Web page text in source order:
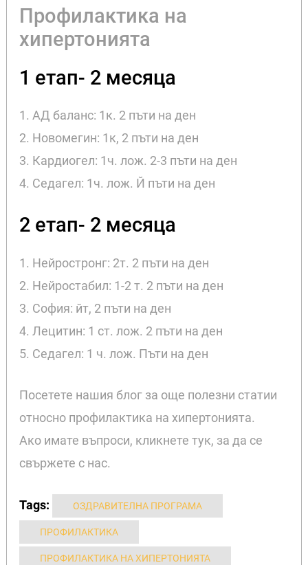
Профилактика на
хипертонията
1 етап- 2 месяца
1. АД баланс: 1к. 2 пъти на ден
2. Новомегин: 1к, 2 пъти на ден
3. Кардиогел: 1ч. лож. 2-3 пъти на ден
4. Седагел: 1ч. лож. Й пъти на ден
2 етап- 2 месяца
1. Нейростронг: 2т. 2 пъти на ден
2. Нейростабил: 1-2 т. 2 пъти на ден
3. София: йт, 2 пъти на ден
4. Лецитин: 1 ст. лож. 2 пъти на ден
5. Седагел: 1 ч. лож. Пъти на ден
Посетете нашия блог за още полезни статии
относно профилактика на хипертонията.
Ако имате въпроси, кликнете тук, за да се
свържете с нас.
Tags: ОЗДРАВИТЕЛНА ПРОГРАМА
ПРОФИЛАКТИКА
ПРОФИЛАКТИКА НА ХИПЕРТОНИЯТА